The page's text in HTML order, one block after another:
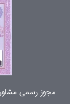
مجوز رسمی